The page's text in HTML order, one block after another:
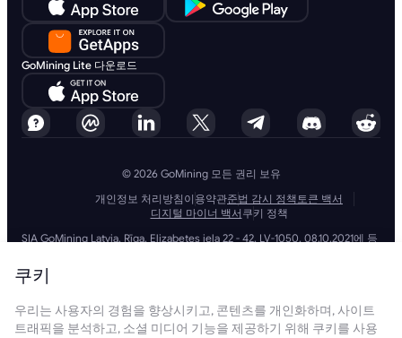
GoMining Lite 다운로드
© 2026 GoMining 모든 권리 보유
개인정보 처리방침 이용약관준법 감시 정책토큰 백서
디지털 마이너 백서 쿠키 정책
SIA GoMining Latvia, Rīga, Elizabetes iela 22 - 42, LV-1050, 08.10.2021에 등
GoMining (BVI) Limited, Trinity Chambers, PO Box 4301, Road Town,
Tortola, British Virgin Islands, BVI company number: 2110978
Islands VG 1110
GoMining (British Virgin Islands) Limited, SIA GoMining Latvia 및 BMINE
쿠키
우리는 사용자의 경험을 향상시키고, 콘텐츠를 개인화하며, 사이트
트래픽을 분석하고, 소셜 미디어 기능을 제공하기 위해 쿠키를 사용